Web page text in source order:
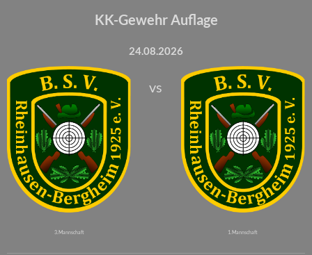
KK-Gewehr Auflage
24.08.2026
3. Mannschaft
vs
1. Mannschaft